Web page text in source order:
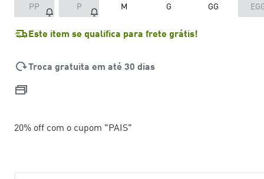
PP P M G GG
Este item se qualifica para frete grátis!
Troca gratuita em até 30 dias
20% off com o cupom "PAIS"